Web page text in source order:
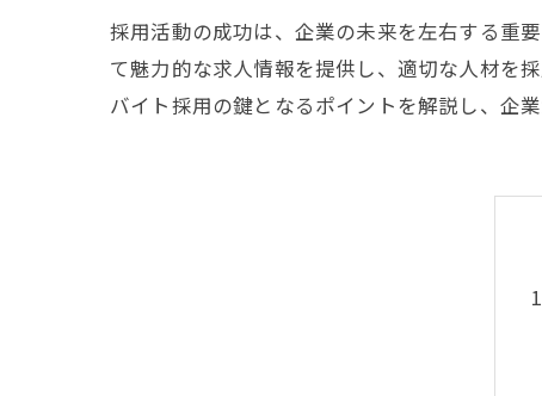
採用活動の成功は、企業の未来を左右する重
て魅力的な求人情報を提供し、適切な人材を
バイト採用の鍵となるポイントを解説し、企